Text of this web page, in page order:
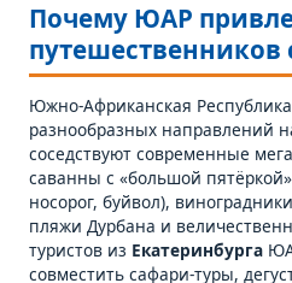
Почему ЮАР
путешественников
Южно-Африканская
разнообразных направлений
соседствуют современные
саванны с «большой
носорог, буйвол),
пляжи Дурбана и
туристов из Екатеринбурга
совместить сафари-туры,